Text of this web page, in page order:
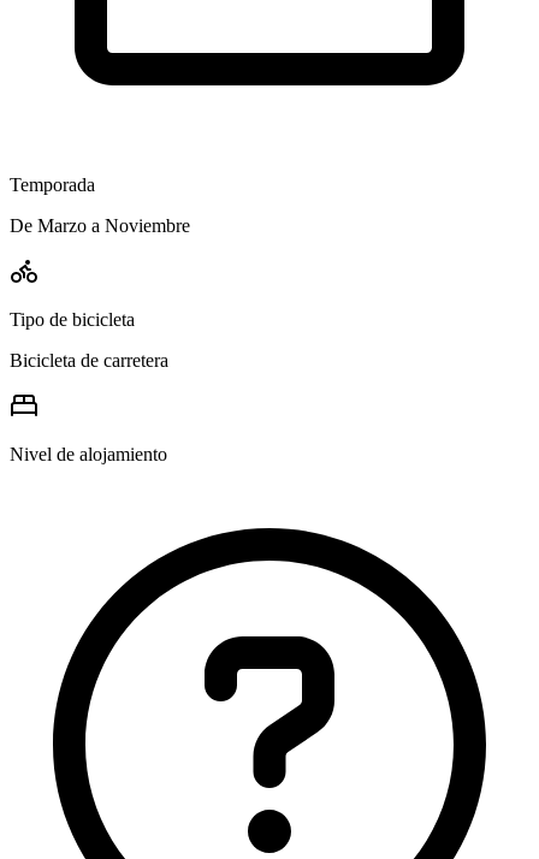
Temporada
De Marzo a Noviembre
Tipo de bicicleta
Bicicleta de carretera
Nivel de alojamiento